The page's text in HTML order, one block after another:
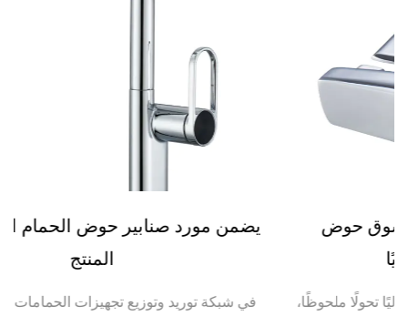
صنبور الخلاط الساخن البارد لسوق حوض
تشهد صناعة تجهيزات الحمامات العالمية حاليًا تحولًا ملحوظًا،